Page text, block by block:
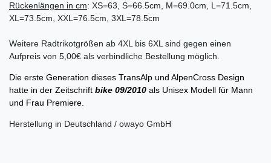
Rückenlängen in cm: XS=63, S=66.5cm, M=69.0cm, L=71.5cm,
XL=73.5cm, XXL=76.5cm, 3XL=78.5cm
Weitere Radtrikotgrößen ab 4XL bis 6XL sind gegen einen
Aufpreis von 5,00€ als verbindliche Bestellung möglich.
Die erste Generation dieses TransAlp und AlpenCross Design
hatte in der Zeitschrift bike 09/2010 als Unisex Modell für Mann
und Frau Premiere.
Herstellung in Deutschland / owayo GmbH